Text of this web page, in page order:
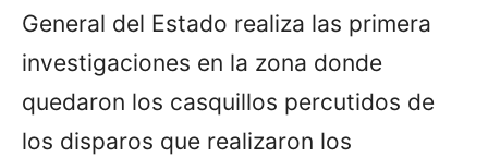
General del Estado realiza las primera
investigaciones en la zona donde
quedaron los casquillos percutidos de
los disparos que realizaron los